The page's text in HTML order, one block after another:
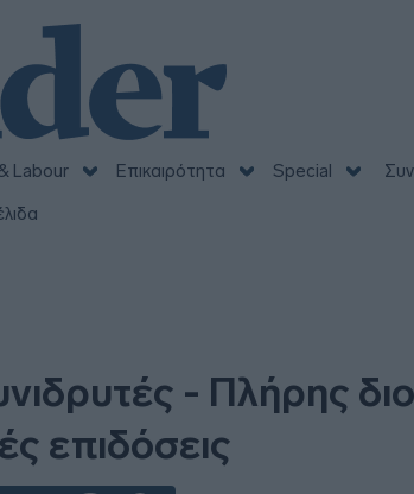
Labour Επικαιρότητα Special
- Πλήρης
επιδόσεις